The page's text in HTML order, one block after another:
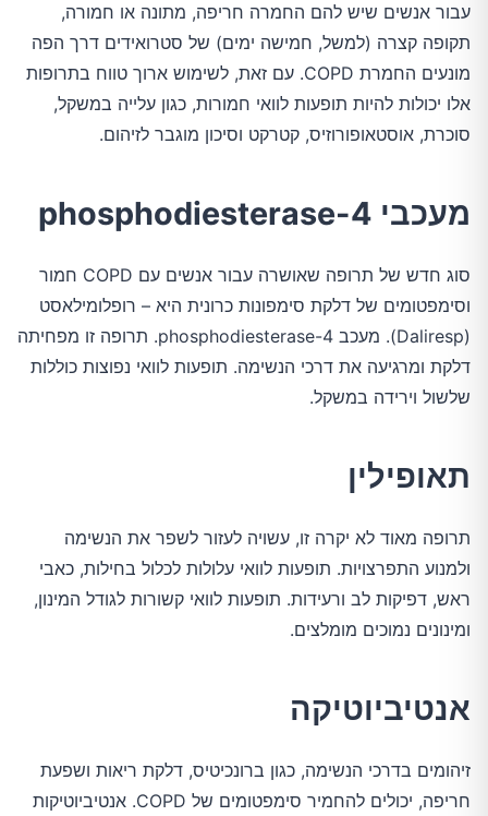
עבור אנשים שיש להם החמרה חריפה, מתונה או חמורה,
תקופה קצרה (למשל, חמישה ימים) של סטרואידים דרך הפה
מונעים החמרת COPD. עם זאת, לשימוש ארוך טווח בתרופות
אלו יכולות להיות תופעות לוואי חמורות, כגון עלייה במשקל,
סוכרת, אוסטאופורוזיס, קטרקט וסיכון מוגבר לזיהום.
מעכבי phosphodiesterase-4
סוג חדש של תרופה שאושרה עבור אנשים עם COPD חמור
וסימפטומים של דלקת סימפונות כרונית היא – רופלומילאסט
(Daliresp). מעכב phosphodiesterase-4. תרופה זו מפחיתה
דלקת ומרגיעה את דרכי הנשימה. תופעות לוואי נפוצות כוללות
שלשול וירידה במשקל.
תאופילין
תרופה מאוד לא יקרה זו, עשויה לעזור לשפר את הנשימה
ולמנוע התפרצויות. תופעות לוואי עלולות לכלול בחילות, כאבי
ראש, דפיקות לב ורעידות. תופעות לוואי קשורות לגודל המינון,
ומינונים נמוכים מומלצים.
אנטיביוטיקה
זיהומים בדרכי הנשימה, כגון ברונכיטיס, דלקת ריאות ושפעת
חריפה, יכולים להחמיר סימפטומים של COPD. אנטיביוטיקות